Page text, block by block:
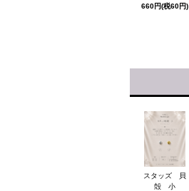
660円(税60円)
スタッズ 貝
殻 小